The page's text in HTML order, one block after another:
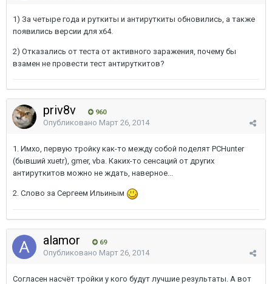
1) За четыре года и руткиты и антируткиты обновились, а также
появились версии для х64.
2) Отказались от теста от активного заражения, почему бы
взамен не провести тест антируткитов?
priv8v 960
Опубликовано Март 26, 2014
1. Имхо, первую тройку как-то между собой поделят PCHunter
(бывший xuetr), gmer, vba. Каких-то сенсаций от других
антируткитов можно не ждать, наверное...
2. Слово за Сергеем Ильиным
alamor 69
Опубликовано Март 26, 2014
Согласен насчёт тройки у кого будут лучшие результаты. А вот